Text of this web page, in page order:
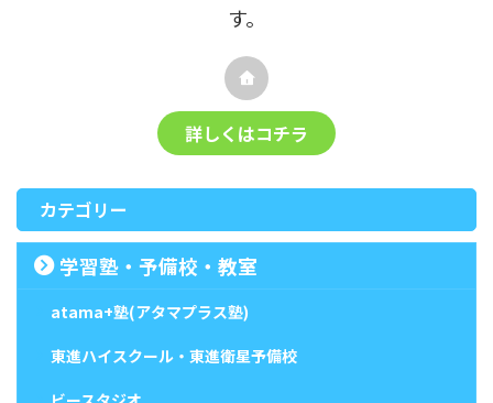
す。
詳しくはコチラ
カテゴリー
学習塾・予備校・教室
atama+塾(アタマプラス塾)
東進ハイスクール・東進衛星予備校